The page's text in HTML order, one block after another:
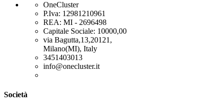
OneCluster
P.Iva: 12981210961
REA: MI - 2696498
Capitale Sociale: 10000,00
via Bagutta,13,20121,
Milano(MI), Italy
3451403013
info@onecluster.it
Società